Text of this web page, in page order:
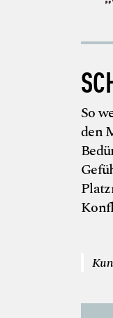
So
den